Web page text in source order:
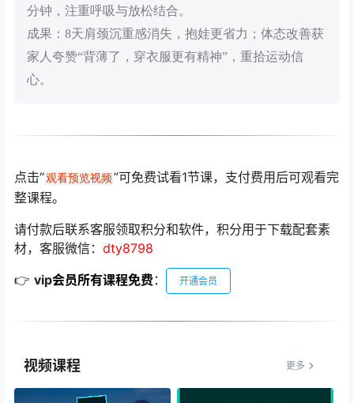
分钟，注重呼吸与放松结合。
成果：8天肩颈沉重感消失，抱娃更省力；体态改善获
家人夸赞“背薄了，穿衣服更有精神”，重拾运动信
心。
点击“观看预览视频”可免费试看1节课，支付费用后可观看完
整课程。
请付款后联系客服领取积分和软件，积分用于下载配套素
材，客服微信： dty8798
👉 vip会员所有课程免费 ： 开通会员
视频课程 更多